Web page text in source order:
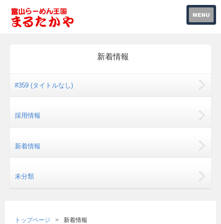
新着情報
#359 (タイトルなし)
採用情報
新着情報
未分類
トップページ 新着情報